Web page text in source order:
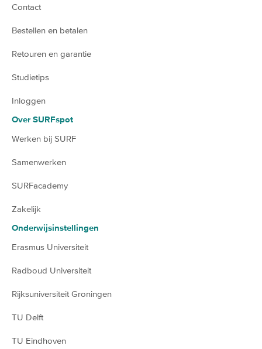
Contact
Bestellen en betalen
Retouren en garantie
Studietips
Inloggen
Over SURFspot
Werken bij SURF
Samenwerken
SURFacademy
Zakelijk
Onderwijsinstellingen
Erasmus Universiteit
Radboud Universiteit
Rijksuniversiteit Groningen
TU Delft
TU Eindhoven